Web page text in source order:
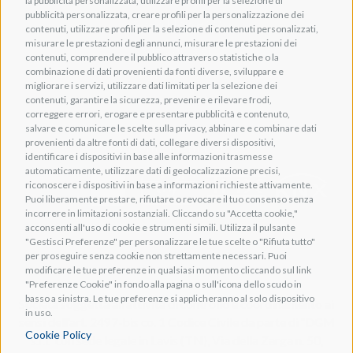
pubblicità personalizzata, creare profili per la personalizzazione dei
contenuti, utilizzare profili per la selezione di contenuti personalizzati,
misurare le prestazioni degli annunci, misurare le prestazioni dei
contenuti, comprendere il pubblico attraverso statistiche o la
combinazione di dati provenienti da fonti diverse, sviluppare e
migliorare i servizi, utilizzare dati limitati per la selezione dei
contenuti, garantire la sicurezza, prevenire e rilevare frodi,
correggere errori, erogare e presentare pubblicità e contenuto,
salvare e comunicare le scelte sulla privacy, abbinare e combinare dati
provenienti da altre fonti di dati, collegare diversi dispositivi,
identificare i dispositivi in base alle informazioni trasmesse
automaticamente, utilizzare dati di geolocalizzazione precisi,
riconoscere i dispositivi in base a informazioni richieste attivamente.
Puoi liberamente prestare, rifiutare o revocare il tuo consenso senza
incorrere in limitazioni sostanziali. Cliccando su "Accetta cookie,"
acconsenti all'uso di cookie e strumenti simili. Utilizza il pulsante
"Gestisci Preferenze" per personalizzare le tue scelte o "Rifiuta tutto"
per proseguire senza cookie non strettamente necessari. Puoi
modificare le tue preferenze in qualsiasi momento cliccando sul link
"Preferenze Cookie" in fondo alla pagina o sull'icona dello scudo in
basso a sinistra. Le tue preferenze si applicheranno al solo dispositivo
in uso.
Cookie Policy
Adeo HomeAV
Adeo Screen
Screen Research
Adeum Cinema Suite
Società soggetta all'attività di controllo e coordinamento ai
s.r.l." con sede legale in Lavis (TN), Via della Zarga n. 50,